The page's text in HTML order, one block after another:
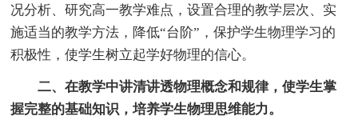
况分析、研究高一教学难点，设置合理的教学层次、实
施适当的教学方法，降低“台阶”，保护学生物理学习的
积极性，使学生树立起学好物理的信心。
二、在教学中讲清讲透物理概念和规律，使学生掌
握完整的基础知识，培养学生物理思维能力。